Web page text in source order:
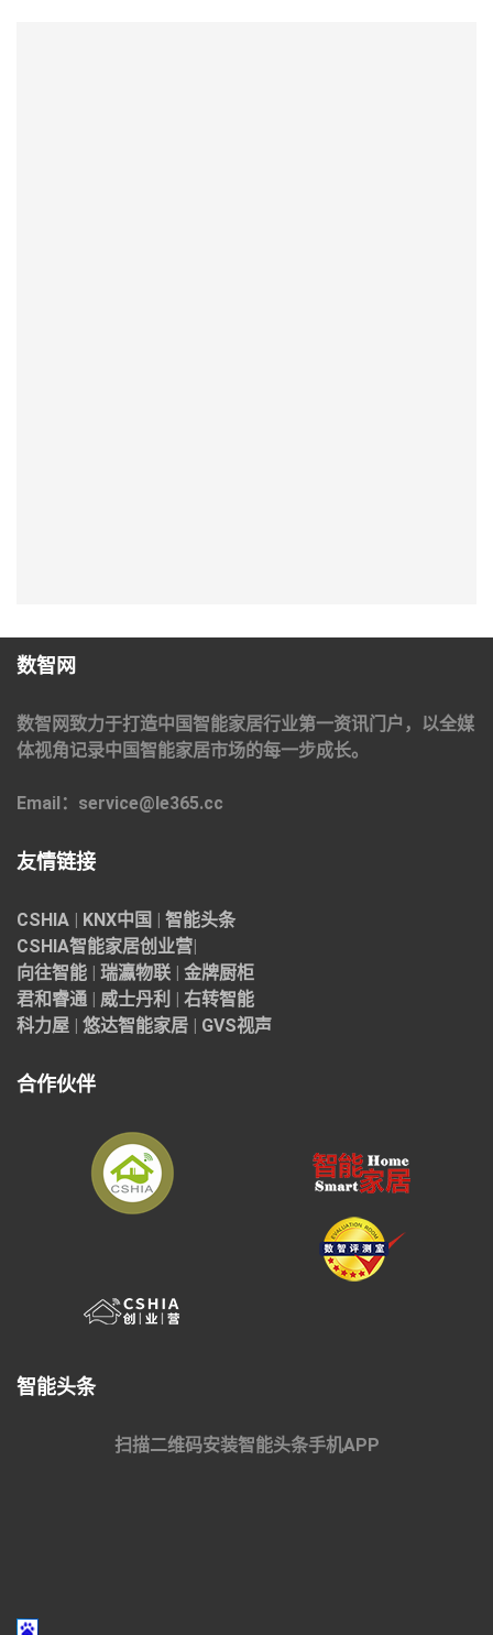
数智网
数智网致力于打造中国智能家居行业第一资讯门户，以全媒
体视角记录中国智能家居市场的每一步成长。
Email：service@le365.cc
友情链接
CSHIA KNX中国
智能头条
CSHIA智能家居创业营
向往智能
瑞瀛物联
金牌厨柜
君和睿通
威士丹利
右转智能
科力屋
悠达智能家居 GVS视声
合作伙伴
智能头条
扫描二维码安装智能头条手机APP